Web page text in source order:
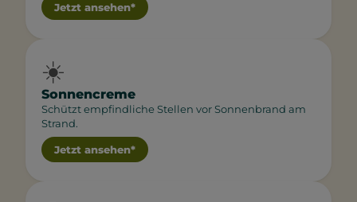
Jetzt ansehen*
☀️
Sonnencreme
Schützt empfindliche Stellen vor Sonnenbrand am
Strand.
Jetzt ansehen*